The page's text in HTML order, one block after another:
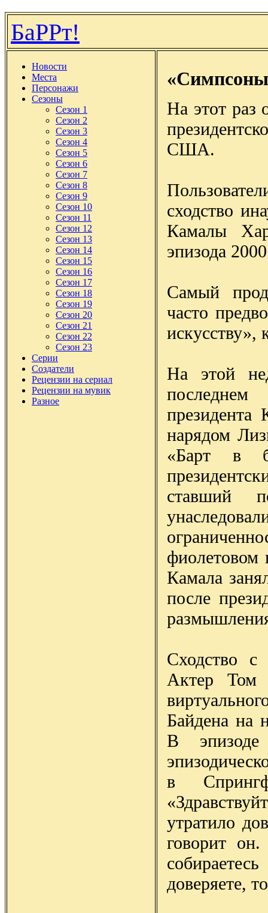
БаРРт!
Новости
Места
Персонажи
Сезоны
Сезон 1
Сезон 2
Сезон 3
Сезон 4
Сезон 5
Сезон 6
Сезон 7
Сезон 8
Сезон 9
Сезон 10
Сезон 11
Сезон 12
Сезон 13
Сезон 14
Сезон 15
Сезон 16
Сезон 17
Сезон 18
Сезон 19
Сезон 20
Сезон 21
Сезон 22
Сезон 23
Серии
Создатели
Рецензии на сериал
Рецензии на мувик
Разное
На этот раз
США.
сходство
Камалы
эпизода
Самый
часто
искусству»,
На этой
нарядом
«Барт в
ставший
фиолетовом
Камала
после
Сходство с
Актер Том
Байдена на
В
в
утратило
говорит
доверяете,